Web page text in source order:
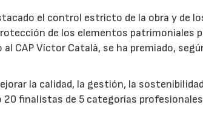
el control estricto de la obra y de
de los elementos patrimoniales
CAP Víctor Català, se ha premiado,
la calidad, la gestión, la
finalistas de 5 categorías